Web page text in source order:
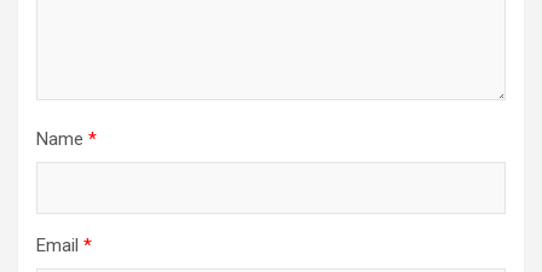
Name *
Email *